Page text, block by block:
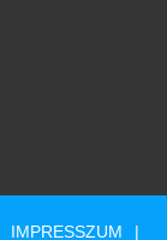
IMPRESSZUM